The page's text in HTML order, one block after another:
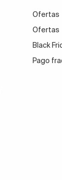
Ofertas
Ofertas
Black
Pago